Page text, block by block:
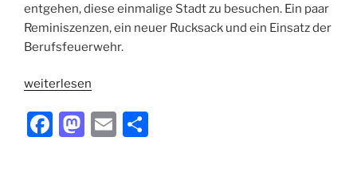
entgehen, diese einmalige Stadt zu besuchen. Ein paar
Reminiszenzen, ein neuer Rucksack und ein Einsatz der
Berufsfeuerwehr.
„Wie
Frankfurter
Feuerwehr
weiterlesen
F
M E